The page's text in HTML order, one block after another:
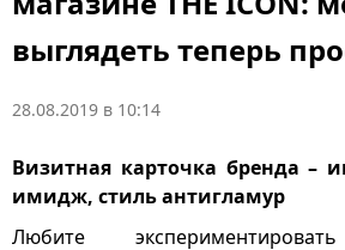
выглядеть теперь
28.08.2019 в 10:14
Визитная карточка бренда –
имидж, стиль антигламур
Любите